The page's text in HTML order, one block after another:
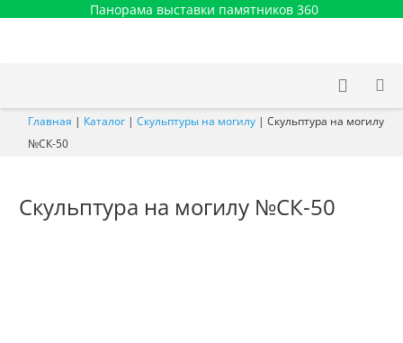
Панорама выставки памятников 360
Главная | Каталог | Скульптуры на могилу | Скульптура на могилу
№СК-50
Скульптура на могилу №СК-50